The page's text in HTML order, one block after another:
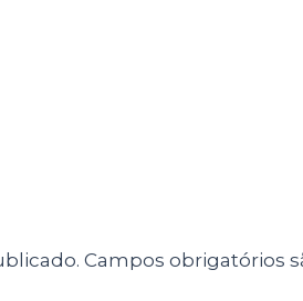
Campos obrigatórios